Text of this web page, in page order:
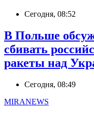
Сегодня, 08:52
В Польше
сбивать
ракеты над
Сегодня, 08:49
MIRANEWS